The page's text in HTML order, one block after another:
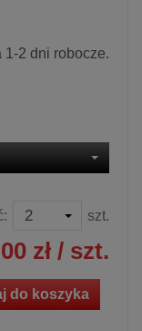
1-2 dni robocze.
szt.
zł / szt.
do koszyka